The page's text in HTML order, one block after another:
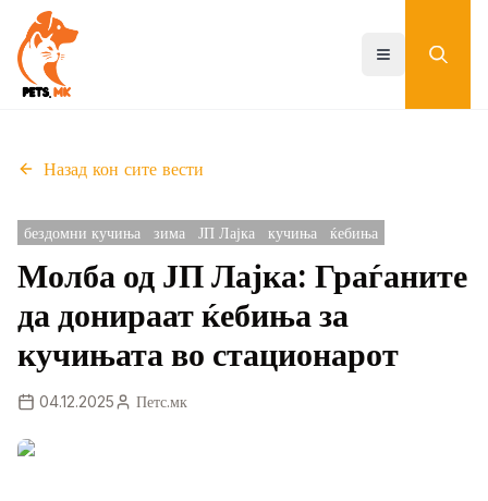
main
content
Toggle menu
Назад кон сите вести
бездомни кучиња зима ЈП Лајка кучиња ќебиња
Молба од ЈП Лајка: Граѓаните
да донираат ќебиња за
кучињата во стационарот
04.12.2025 Петс.мк